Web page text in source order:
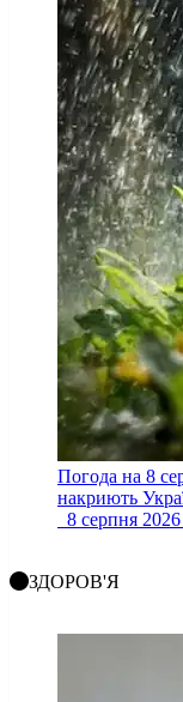
Погода на 8
накриють
8 серпня
ЗДОРОВ'Я